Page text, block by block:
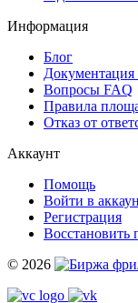
Информация
Блог
Документация
Вопросы FAQ
Правила
Отказ от
Аккаунт
Помощь
Войти в
Регистрация
Восстановить
© 2026